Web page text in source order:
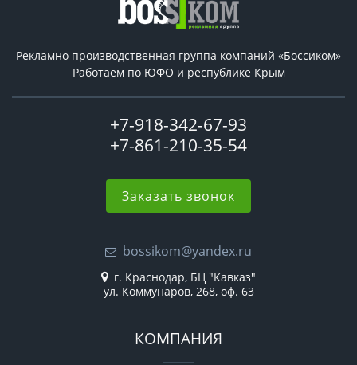
Рекламно производственная группа компаний «Боссиком»
Работаем по ЮФО и республике Крым
+7-918-342-67-93
+7-861-210-35-54
Заказать звонок
bossikom@yandex.ru
г. Краснодар, БЦ "Кавказ"
ул. Коммунаров, 268, оф. 63
КОМПАНИЯ